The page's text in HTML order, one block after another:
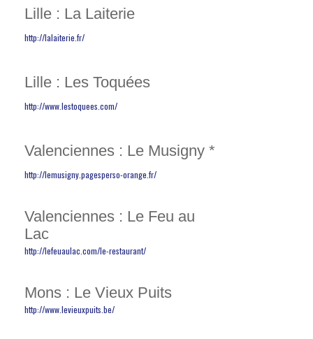
Lille : La Laiterie
http://lalaiterie.fr/
Lille : Les Toquées
http://www.lestoquees.com/
Valenciennes : Le Musigny *
http://lemusigny.pagesperso-orange.fr/
Valenciennes : Le Feu au
Lac
http://lefeuaulac.com/le-restaurant/
Mons : Le Vieux Puits
http://www.levieuxpuits.be/